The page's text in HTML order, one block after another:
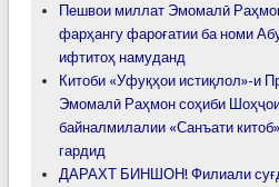
Пешвои миллат Эмомалӣ
фарҳангу фароғатии ба номи
ифтитоҳ намуданд
Китоби «Уфуқҳои истиқлол»-и
Эмомалӣ Раҳмон соҳиби
байналмилалии «Санъати
гардид
ДАРАХТ БИНШОН! Филиали